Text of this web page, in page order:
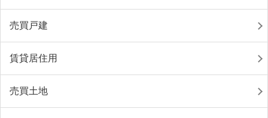
売買戸建
賃貸居住用
売買土地